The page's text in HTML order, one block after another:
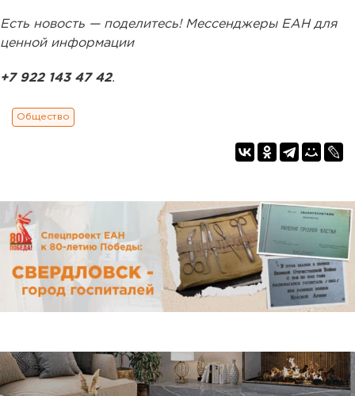
Есть новость — поделитесь! Мессенджеры ЕАН для
ценной информации
+7 922 143 47 42.
Общество